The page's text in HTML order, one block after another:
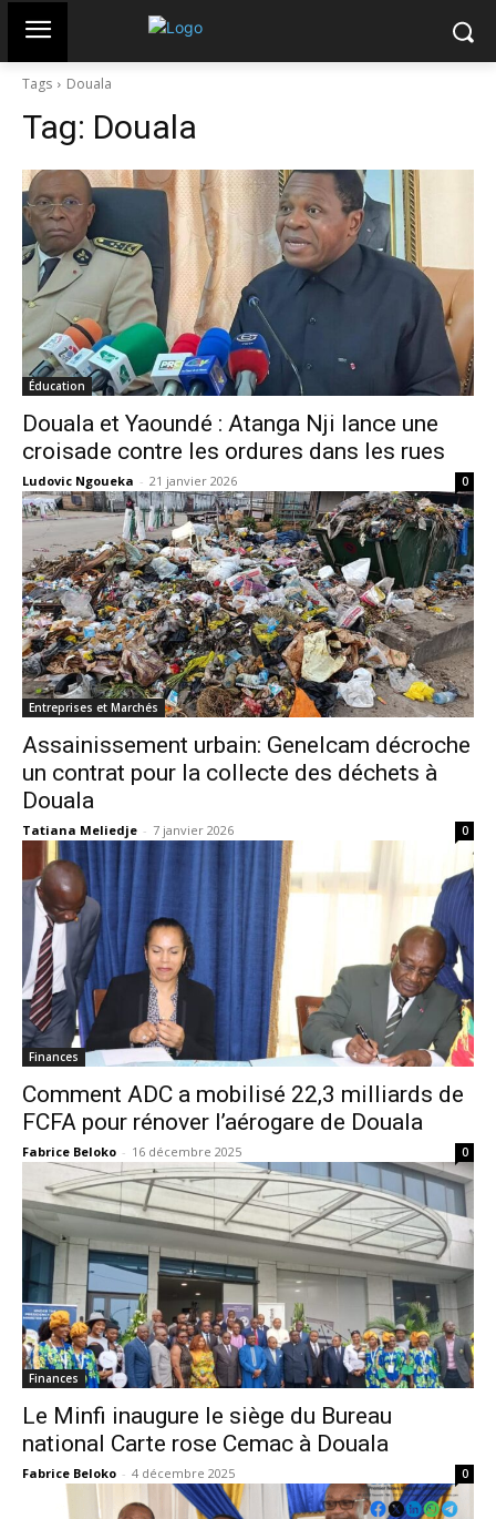
Tags Douala
Tag: Douala
Éducation
Douala et Yaoundé : Atanga Nji lance une
croisade contre les ordures dans les rues
Ludovic Ngoueka - 21 janvier 2026 0
Entreprises et Marchés
Assainissement urbain: Genelcam décroche
un contrat pour la collecte des déchets à
Douala
Tatiana Meliedje - 7 janvier 2026 0
Finances
Comment ADC a mobilisé 22,3 milliards de
FCFA pour rénover l’aérogare de Douala
Fabrice Beloko - 16 décembre 2025 0
Finances
Le Minfi inaugure le siège du Bureau
national Carte rose Cemac à Douala
Fabrice Beloko - 4 décembre 2025 0